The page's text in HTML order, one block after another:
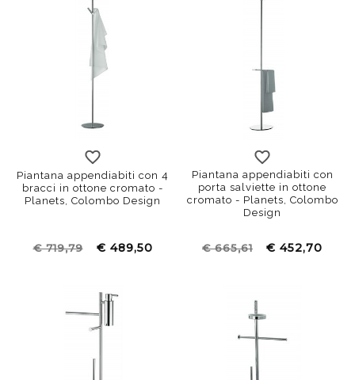
Piantana appendiabiti con 4
bracci in ottone cromato -
Planets, Colombo Design
€ 719,79 € 489,50
Piantana appendiabiti con
porta salviette in ottone
cromato - Planets, Colombo
Design
€ 665,61 € 452,70